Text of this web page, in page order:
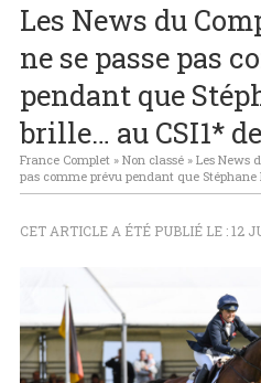
indoor reviennent le 23
Les News du
ne se passe pas
pendant que
brille… au CSI1*
France Complet» Non classé» Les News
pas comme prévu pendant que
CET ARTICLE A ÉTÉ PUBLIÉ LE : 12